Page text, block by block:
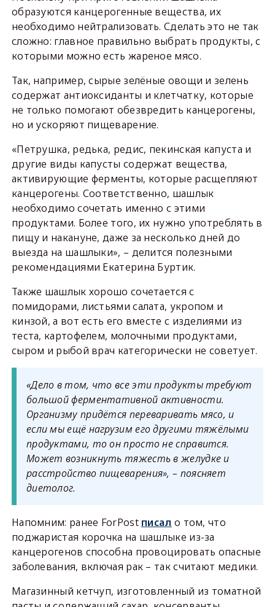
образуются канцерогенные вещества, их
необходимо нейтрализовать. Сделать это не так
сложно: главное правильно выбрать продукты, с
которыми можно есть жареное мясо.
Так, например, сырые зелёные овощи и зелень
содержат антиоксиданты и клетчатку, которые
не только помогают обезвредить канцерогены,
но и ускоряют пищеварение.
«Петрушка, редька, редис, пекинская капуста и
другие виды капусты содержат вещества,
активирующие ферменты, которые расщепляют
канцерогены. Соответственно, шашлык
необходимо сочетать именно с этими
продуктами. Более того, их нужно употреблять в
пищу и накануне, даже за несколько дней до
выезда на шашлыки», – делится полезными
рекомендациями Екатерина Буртик.
Также шашлык хорошо сочетается с
помидорами, листьями салата, укропом и
кинзой, а вот есть его вместе с изделиями из
теста, картофелем, молочными продуктами,
сыром и рыбой врач категорически не советует.
«Дело в том, что все эти продукты требуют
большой ферментативной активности.
Организму придётся переваривать мясо, и
если мы ещё нагрузим его другими тяжёлыми
продуктами, то он просто не справится.
Может возникнуть тяжесть в желудке и
расстройство пищеварения», – поясняет
диетолог.
Напомним: ранее ForPost писал о том, что
поджаристая корочка на шашлыке из-за
канцерогенов способна провоцировать опасные
заболевания, включая рак – так считают медики.
Магазинный кетчуп, изготовленный из томатной